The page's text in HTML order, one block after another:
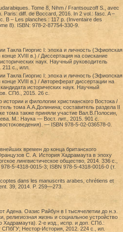
Tome 8, Nihm / Frantsouzoff S., avec
Paris: diff. de Boccard, 2016. In 2 vol.: fasc. A –
B – Les planches : 117 p. (Inventaire des
8). ISBN: 978-2-87754-330-9.
Такла Гиоргис I: эпоха и личность (Эфиопская
XVIII в.) / Диссертация на соискание
наук. Научный руководитель
с., илл.
Такла Гиоргис I: эпоха и личность (Эфиопская
XVIII в.) / Автореферат диссертации на
исторических наук. Научный
СПб., 2015. 26 с.
и филологии христианского Востока /
тома А.А.Долинина; составитель раздела II
тома также приняли участие Вал.В.Полосин,
М.: Наука — Вост. лит., 2015. 901 с.
— ISBN 978-5-02-036578-0.
времен до конца британского
С. А. История Хадрамаута в эпоху
лингвистическое общество, 2014. 336 с.,
5-4318-0015-3; ISBN 978-5-4318-0016-0 (т.
dans les manuscrits arabes, chrétiens et
39, 2014. P. 259—273.
Адена. Оазис Райбун в I тысячелетии до н.э.
религиозная жизнь и социальное устройство
Хадрамаута). 2-е изд., испр. и доп. СПб.:
СПбГУ; Нестор-История, 2012. 224 с., ил.